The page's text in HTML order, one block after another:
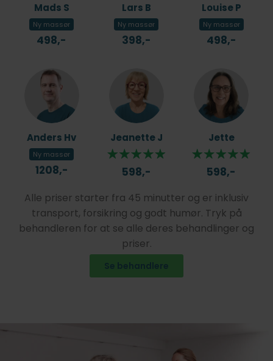
Mads S
Ny massør
498,-
Lars B
Ny massør
398,-
Louise P
Ny massør
498,-
Anders Hv
Ny massør
1208,-
Jeanette J
598,-
Jette
598,-
Alle priser starter fra 45 minutter og er inklusiv
transport, forsikring og godt humør. Tryk på
behandleren for at se alle deres behandlinger og
priser.
Se behandlere